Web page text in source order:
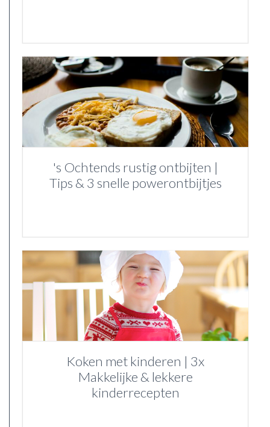
's Ochtends rustig ontbijten |
Tips & 3 snelle powerontbijtjes
Koken met kinderen | 3x
Makkelijke & lekkere
kinderrecepten